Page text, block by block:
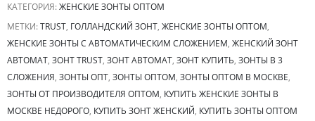
КАТЕГОРИЯ:ЖЕНСКИЕ ЗОНТЫ ОПТОМ
МЕТКИ:TRUST, ГОЛЛАНДСКИЙ ЗОНТ, ЖЕНСКИЕ ЗОНТЫ ОПТОМ,
ЖЕНСКИЕ ЗОНТЫ С АВТОМАТИЧЕСКИМ СЛОЖЕНИЕМ, ЖЕНСКИЙ ЗОНТ
АВТОМАТ, ЗОНТ TRUST, ЗОНТ АВТОМАТ, ЗОНТ КУПИТЬ, ЗОНТЫ В 3
СЛОЖЕНИЯ, ЗОНТЫ ОПТ, ЗОНТЫ ОПТОМ, ЗОНТЫ ОПТОМ В МОСКВЕ,
ЗОНТЫ ОТ ПРОИЗВОДИТЕЛЯ ОПТОМ, КУПИТЬ ЖЕНСКИЕ ЗОНТЫ В
МОСКВЕ НЕДОРОГО, КУПИТЬ ЗОНТ ЖЕНСКИЙ, КУПИТЬ ЗОНТЫ ОПТОМ